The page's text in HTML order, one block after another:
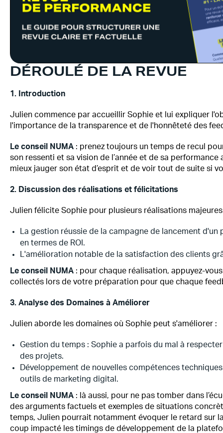
DÉROULÉ DE LA REVUE
1. Introduction
Julien commence par accueillir Sophie et lui expliquer
l'importance de la transparence et de l'honnêteté des
Le conseil NUMA : prenez toujours un temps de recul
son ressenti et sa vision de l’année et de sa
mieux jauger son état d’esprit et de voir tout de suite si
2. Discussion des réalisations et félicitations
Julien félicite Sophie pour plusieurs réalisations
La gestion réussie de la campagne de lancement
en termes de ROI.
L'amélioration notable de la satisfaction des clients
Le conseil NUMA : pour chaque réalisation, appuyez-
collectés lors de votre préparation pour que chaque
3. Analyse des Domaines à Améliorer
Julien aborde les domaines où Sophie peut s'améliorer :
Gestion du temps : Sophie a parfois du mal à
des projets.
Développement de nouvelles compétences
outils de marketing digital.
Le conseil NUMA : là aussi, pour ne pas tomber dans
des arguments factuels et exemples de situations
temps, Julien pourrait notamment évoquer le retard sur
coup impacté les timings de développement de la